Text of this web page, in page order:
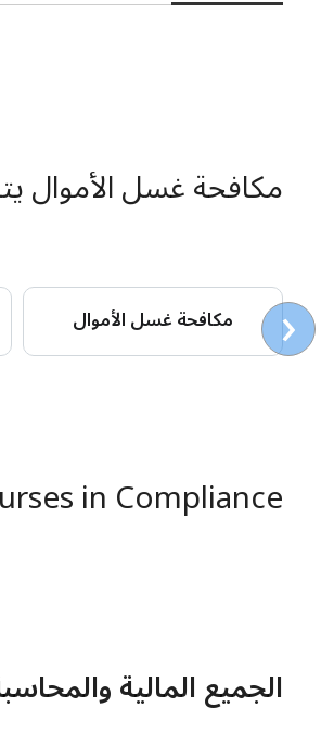
مكافحة غسل الأموال
مكافحة غسل الأموال ‹
in Compliance
الجميع المالية